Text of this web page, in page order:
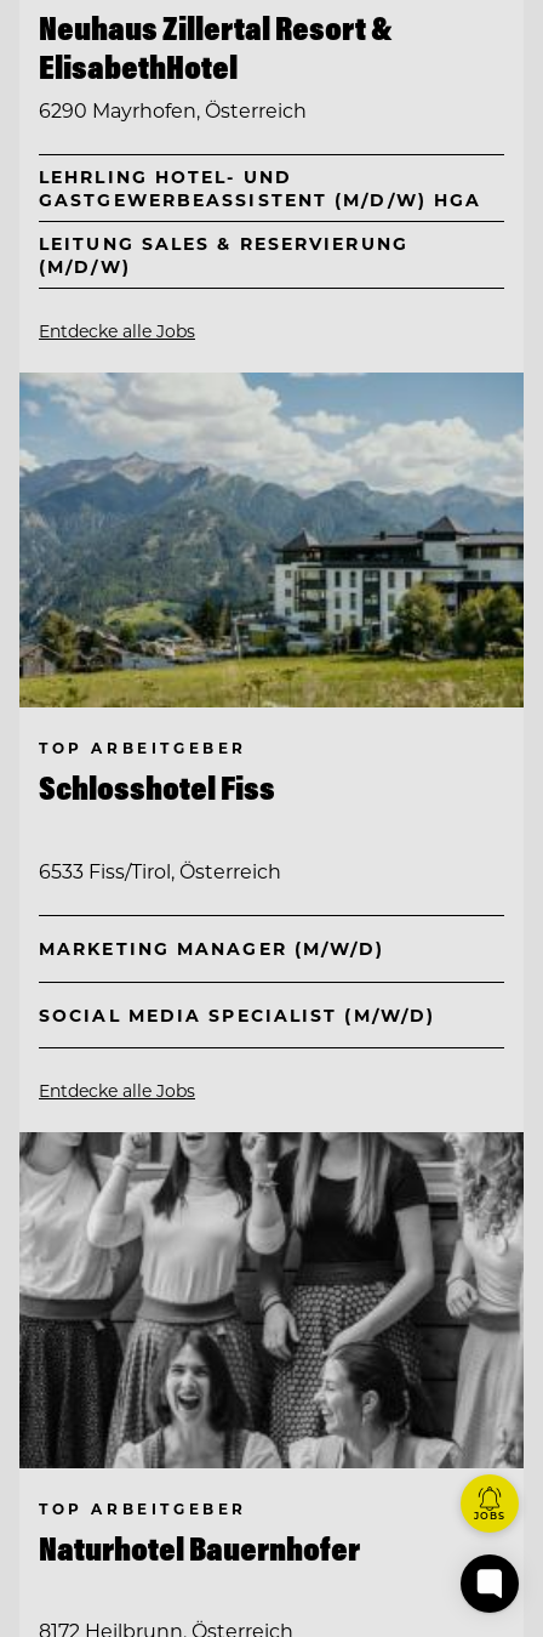
Neuhaus Zillertal Resort &
ElisabethHotel
6290 Mayrhofen, Österreich
LEHRLING HOTEL- UND
GASTGEWERBEASSISTENT (M/D/W) HGA
LEITUNG SALES & RESERVIERUNG
(M/D/W)
Entdecke alle Jobs
TOP ARBEITGEBER
Schlosshotel Fiss
6533 Fiss/Tirol, Österreich
MARKETING MANAGER (M/W/D)
SOCIAL MEDIA SPECIALIST (M/W/D)
Entdecke alle Jobs
TOP ARBEITGEBER
Naturhotel Bauernhofer
8172 Heilbrunn, Österreich
JOBS